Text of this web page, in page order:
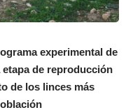
experimental de
de reproducción
de los linces más